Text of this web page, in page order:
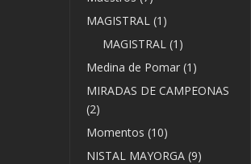
MAGISTRAL (1)
MAGISTRAL (1)
Medina de Pomar (1)
MIRADAS DE CAMPEONAS
(2)
Momentos (10)
NISTAL MAYORGA (9)